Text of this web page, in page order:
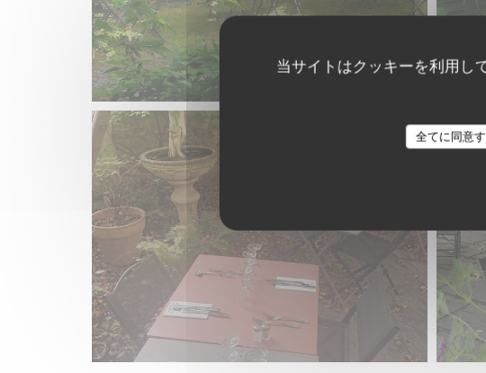
当サイトはクッキーを利用し
全てに同意